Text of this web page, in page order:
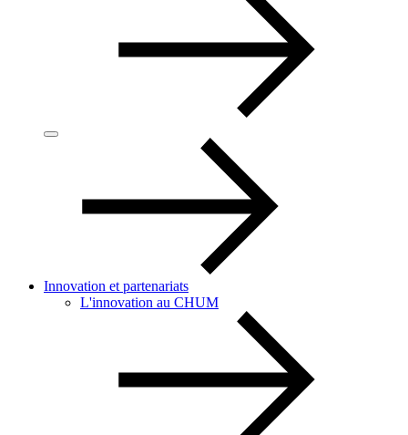
Innovation et partenariats
L'innovation au CHUM